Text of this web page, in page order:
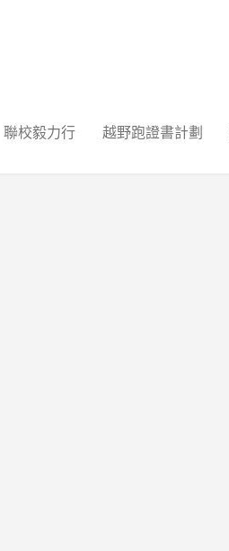
聯校毅力行 越野跑證書計劃